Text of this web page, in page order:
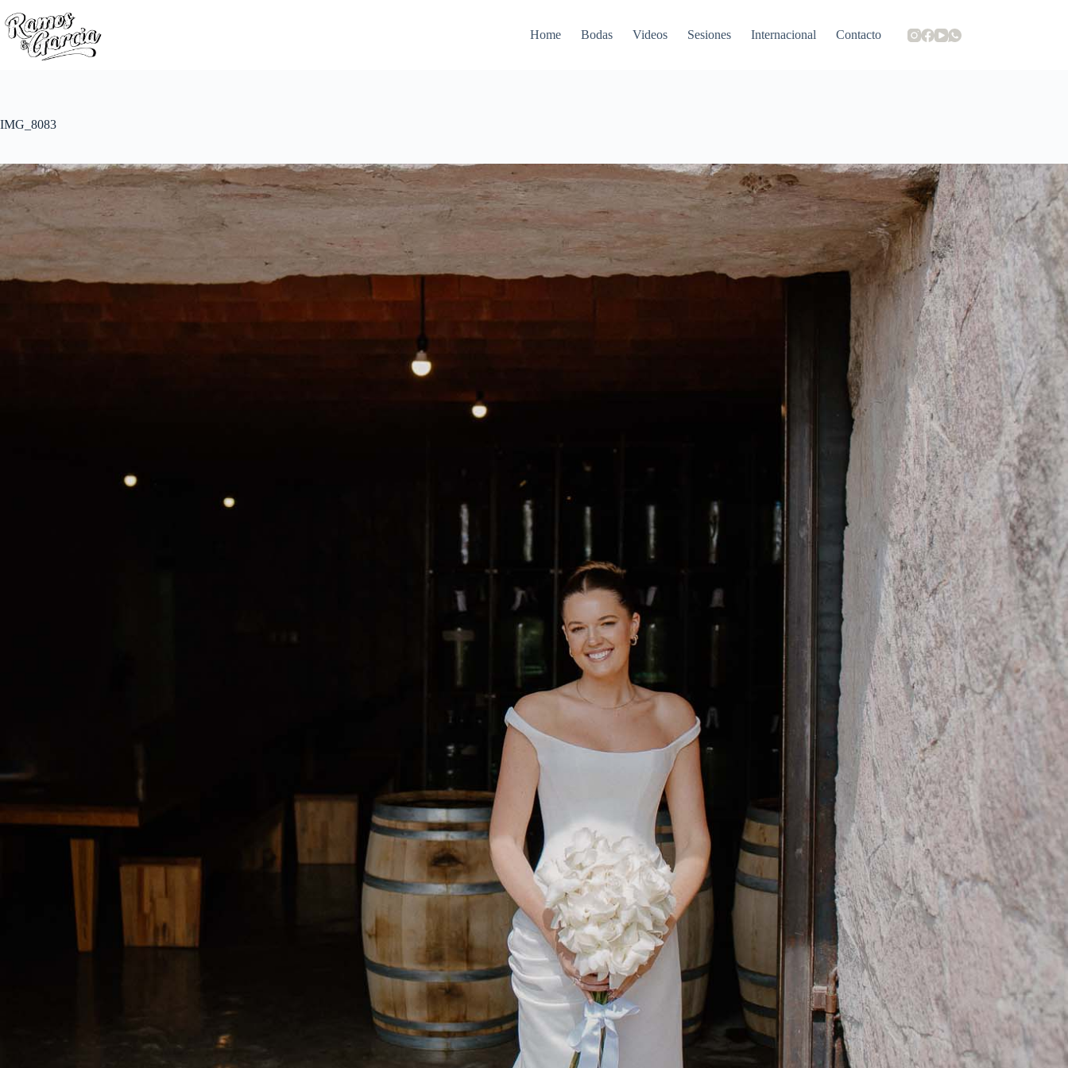
Home Bodas Videos Sesiones Internacional Contacto
IMG_8083